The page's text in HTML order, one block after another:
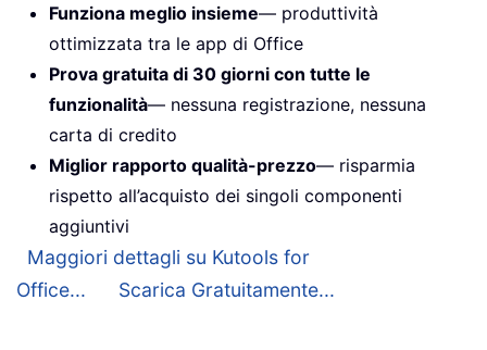
Funziona meglio insieme— produttività
ottimizzata tra le app di Office
Prova gratuita di 30 giorni con tutte le
funzionalità— nessuna registrazione, nessuna
carta di credito
Miglior rapporto qualità-prezzo— risparmia
rispetto all’acquisto dei singoli componenti
aggiuntivi
Maggiori dettagli su Kutools for
Office...
Scarica Gratuitamente...